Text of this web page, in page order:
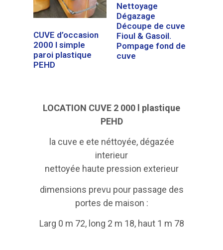
CUVE d’occasion
2000 l simple
paroi plastique
PEHD
Nettoyage
Dégazage
Découpe de cuve
Fioul & Gasoil.
Pompage fond de
cuve
LOCATION CUVE 2 000 l plastique
PEHD
la cuve e ete néttoyée, dégazée
interieur
nettoyée haute pression exterieur
dimensions prevu pour passage des
portes de maison :
Larg 0 m 72, long 2 m 18, haut 1 m 78